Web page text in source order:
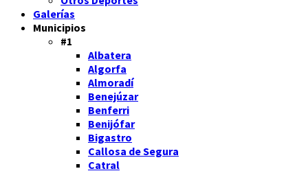
Galerías
Municipios
#1
Albatera
Algorfa
Almoradí
Benejúzar
Benferri
Benijófar
Bigastro
Callosa de Segura
Catral